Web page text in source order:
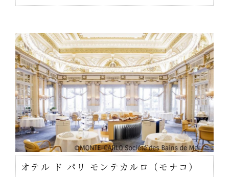
オテル ド パリ モンテカルロ（モナコ）